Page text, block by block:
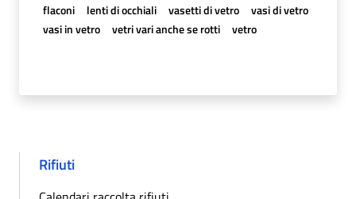
flaconi
lenti di occhiali vasetti di vetro
vasi di vetro
vasi in vetro
vetri vari anche se rotti vetro
Rifiuti